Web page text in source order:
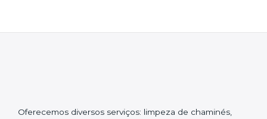
Oferecemos diversos serviços: limpeza de chaminés,